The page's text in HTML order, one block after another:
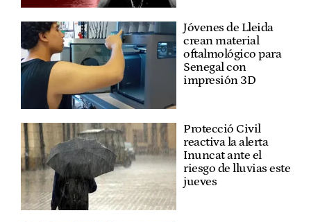
Jóvenes de Lleida
crean material
oftalmológico para
Senegal con
impresión 3D
Protecció Civil
reactiva la alerta
Inuncat ante el
riesgo de lluvias este
jueves